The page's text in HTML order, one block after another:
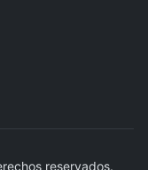
reservados.